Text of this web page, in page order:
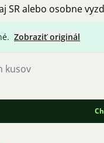
SR alebo osobne
Zobraziť originál
kusov